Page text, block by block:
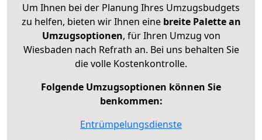
Um Ihnen bei der Planung Ihres Umzugsbudgets
zu helfen, bieten wir Ihnen eine breite Palette an
Umzugsoptionen, für Ihren Umzug von
Wiesbaden nach Refrath an. Bei uns behalten Sie
die volle Kostenkontrolle.
Folgende Umzugsoptionen können Sie
benkommen:
Entrümpelungsdienste